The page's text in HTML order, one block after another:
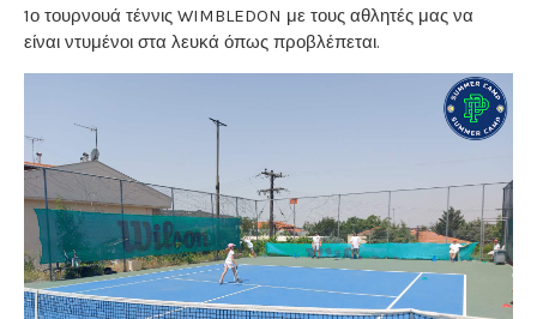
1ο τουρνουά τέννις WIMBLEDON με τους αθλητές μας να
είναι ντυμένοι στα λευκά όπως προβλέπεται.